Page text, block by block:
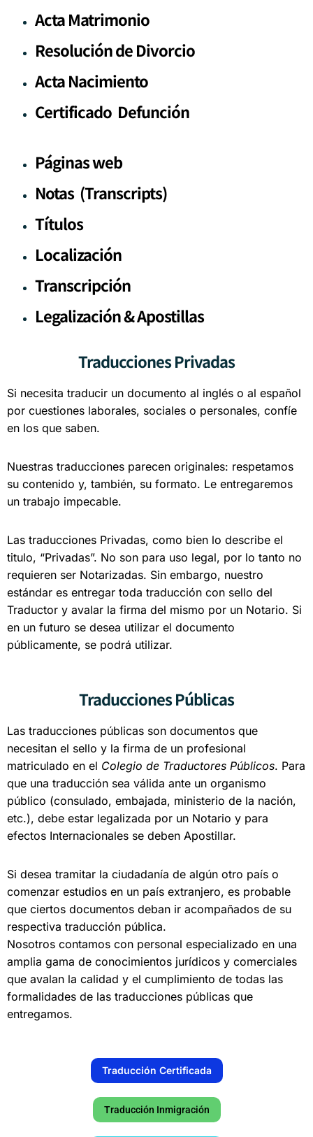
Acta Matrimonio
Resolución de Divorcio
Acta Nacimiento
Certificado Defunción
Páginas web
Notas (Transcripts)
Títulos
Localización
Transcripción
Legalización & Apostillas
Traducciones Privadas
Si necesita traducir un documento al inglés o al español
por cuestiones laborales, sociales o personales, confíe
en los que saben.
Nuestras traducciones parecen originales: respetamos
su contenido y, también, su formato. Le entregaremos
un trabajo impecable.
Las traducciones Privadas, como bien lo describe el
titulo, “Privadas”. No son para uso legal, por lo tanto no
requieren ser Notarizadas. Sin embargo, nuestro
estándar es entregar toda traducción con sello del
Traductor y avalar la firma del mismo por un Notario. Si
en un futuro se desea utilizar el documento
públicamente, se podrá utilizar.
Traducciones Públicas
Las traducciones públicas son documentos que
necesitan el sello y la firma de un profesional
matriculado en el Colegio de Traductores Públicos. Para
que una traducción sea válida ante un organismo
público (consulado, embajada, ministerio de la nación,
etc.), debe estar legalizada por un Notario y para
efectos Internacionales se deben Apostillar.
Si desea tramitar la ciudadanía de algún otro país o
comenzar estudios en un país extranjero, es probable
que ciertos documentos deban ir acompañados de su
respectiva traducción pública.
Nosotros contamos con personal especializado en una
amplia gama de conocimientos jurídicos y comerciales
que avalan la calidad y el cumplimiento de todas las
formalidades de las traducciones públicas que
entregamos.
Traducción Certificada
Traducción Inmigración